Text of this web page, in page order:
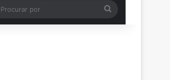
por